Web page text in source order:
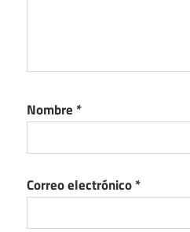
Nombre *
Correo electrónico*